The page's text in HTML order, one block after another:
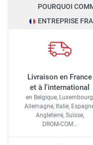
POURQUOI
ENTREPRISE
Livraison en France
et à l'international
en Belgique,
Allemagne, Italie,
Angleterre, Suisse,
DROM-COM…